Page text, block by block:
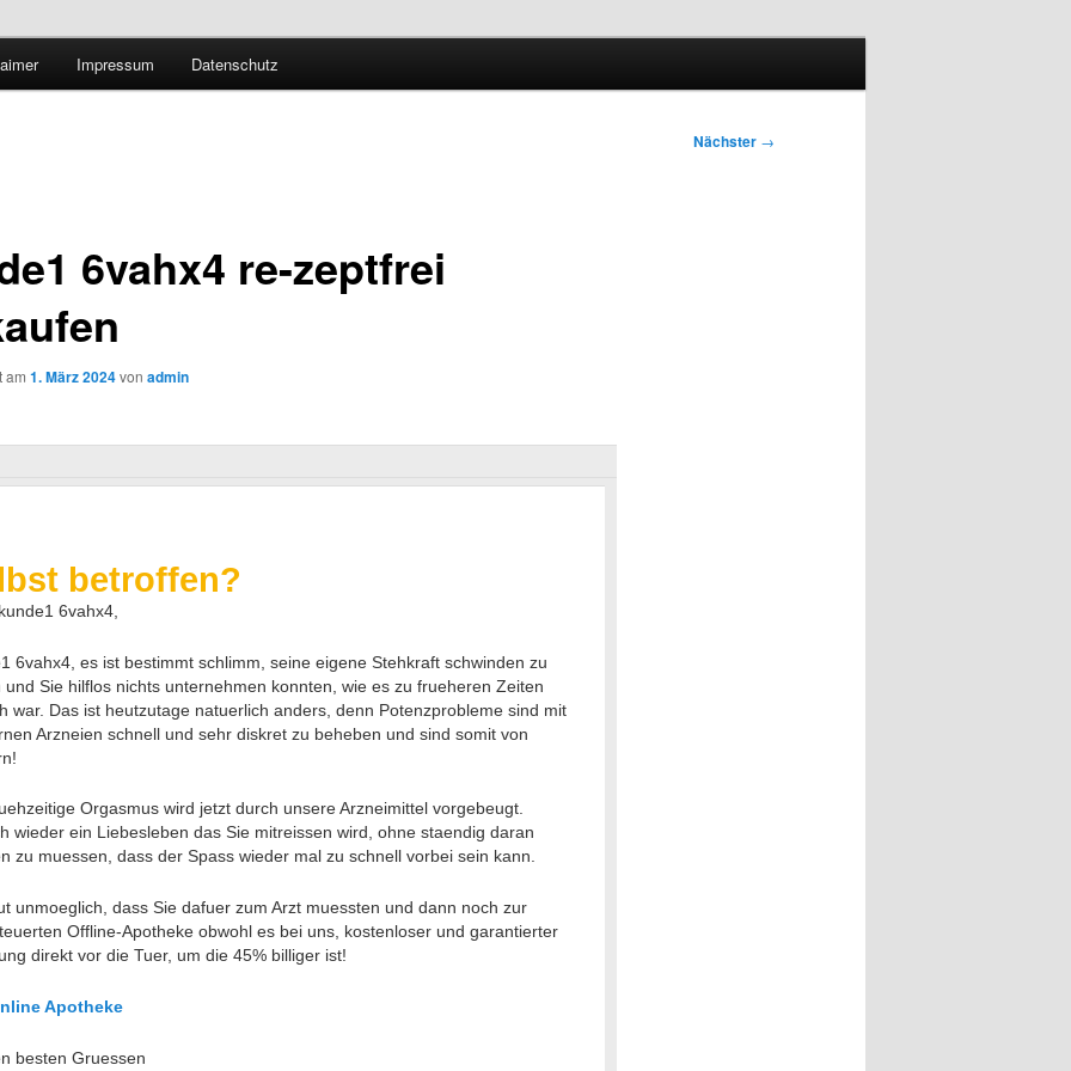
Forschung und Technologie
Impressum Datenschutz
Nächster →
6vahx4 re-zeptfrei
am 1. März 2024von admin
betroffen?
6vahx4,
6vahx4, es ist bestimmt schlimm, seine eigene Stehkraft schwinden zu
und Sie hilflos nichts unternehmen konnten, wie es zu frueheren Zeiten
war. Das ist heutzutage natuerlich anders, denn Potenzprobleme sind mit
Arzneien schnell und sehr diskret zu beheben und sind somit von
Orgasmus wird jetzt durch unsere Arzneimittel vorgebeugt.
wieder ein Liebesleben das Sie mitreissen wird, ohne staendig daran
zu muessen, dass der Spass wieder mal zu schnell vorbei sein kann.
unmoeglich, dass Sie dafuer zum Arzt muessten und dann noch zur
Offline-Apotheke obwohl es bei uns, kostenloser und garantierter
direkt vor die Tuer, um die 45% billiger ist!
Apotheke
besten Gruessen